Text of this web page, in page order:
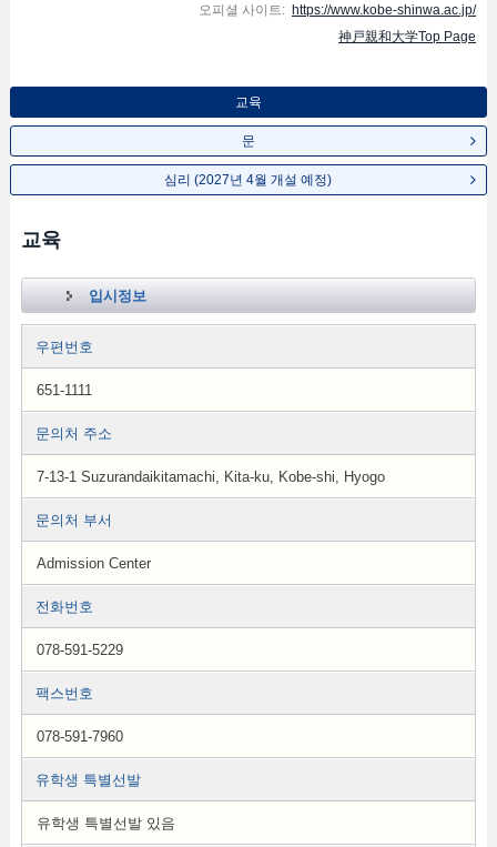
오피셜 사이트: https://www.kobe-shinwa.ac.jp/
神戸親和大学Top Page
교육
문
심리 (2027년 4월 개설 예정)
교육
입시정보
우편번호
651-1111
문의처 주소
7-13-1 Suzurandaikitamachi, Kita-ku, Kobe-shi, Hyogo
문의처 부서
Admission Center
전화번호
078-591-5229
팩스번호
078-591-7960
유학생 특별선발
유학생 특별선발 있음